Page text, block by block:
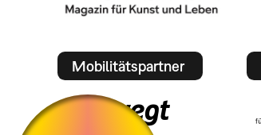
Mobilitätspartner